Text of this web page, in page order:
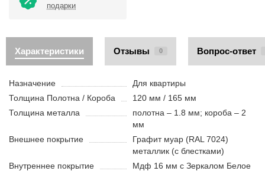
подарки
Характеристики Отзывы 0 Вопрос-ответ
Назначение
Для квартиры
Толщина Полотна / Короба
120 мм / 165 мм
Толщина металла
полотна – 1.8 мм; короба – 2
мм
Внешнее покрытие
Графит муар (RAL 7024)
металлик (с блестками)
Внутреннее покрытие
Мдф 16 мм с Зеркалом Белое